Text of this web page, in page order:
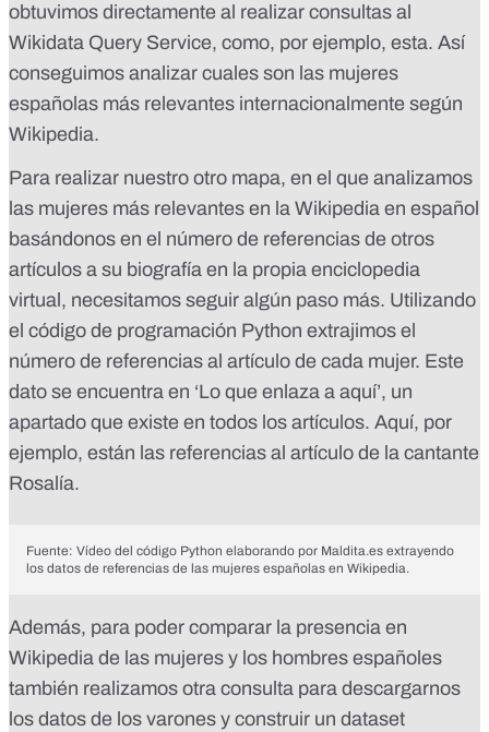
obtuvimos directamente al realizar consultas al
Wikidata Query Service, como, por ejemplo, esta. Así
conseguimos analizar cuales son las mujeres
españolas más relevantes internacionalmente según
Wikipedia.
Para realizar nuestro otro mapa, en el que analizamos
las mujeres más relevantes en la Wikipedia en español
basándonos en el número de referencias de otros
artículos a su biografía en la propia enciclopedia
virtual, necesitamos seguir algún paso más. Utilizando
el código de programación Python extrajimos el
número de referencias al artículo de cada mujer. Este
dato se encuentra en ‘Lo que enlaza a aquí’, un
apartado que existe en todos los artículos. Aquí, por
ejemplo, están las referencias al artículo de la cantante
Rosalía.
Fuente: Vídeo del código Python elaborando por Maldita.es extrayendo
los datos de referencias de las mujeres españolas en Wikipedia.
Además, para poder comparar la presencia en
Wikipedia de las mujeres y los hombres españoles
también realizamos otra consulta para descargarnos
los datos de los varones y construir un dataset